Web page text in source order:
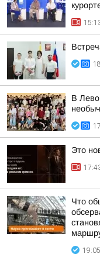
В
Это
Что
19:05